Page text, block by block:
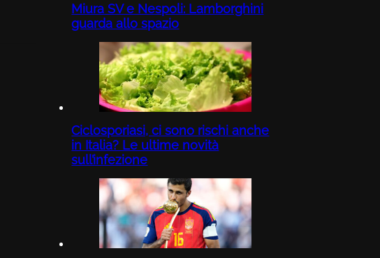
Miura SV e Nespoli: Lamborghini
guarda allo spazio
Ciclosporiasi, ci sono rischi anche
in Italia? Le ultime novità
sull’infezione